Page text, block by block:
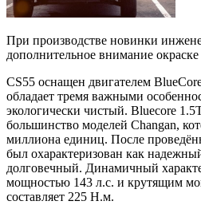
При производстве новинки
дополнительное внимание
CS55 оснащен двигателем
обладает тремя важными
экологически чистый. Bluecore
большинство моделей Changan,
миллиона единиц. После
был охарактеризован как
долговечный. Динамичный
мощностью 143 л.с. и крутящим
составляет 225 Н.м.